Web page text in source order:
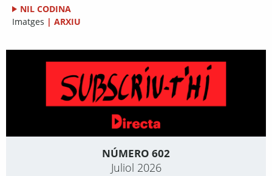
NIL CODINA
Imatges | ARXIU
NÚMERO 602
Juliol 2026